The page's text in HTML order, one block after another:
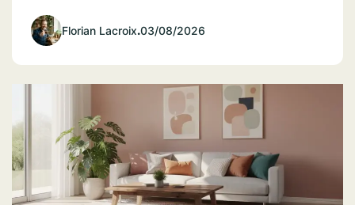
Florian Lacroix.03/08/2026